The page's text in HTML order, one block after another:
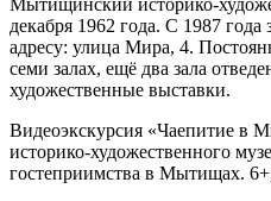
декабря 1962 года. С 1987 года
адресу: улица Мира, 4.
семи залах, ещё два зала
художественные выставки.
Видеоэкскурсия «Чаепитие в
историко-художественного
гостеприимства в Мытищах.